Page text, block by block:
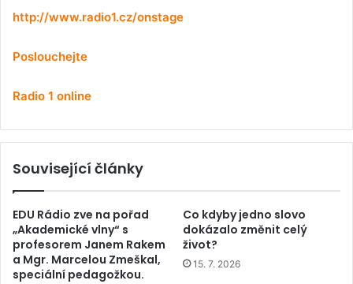
http://www.radio1.cz/onstage
Poslouchejte
Radio 1 online
Související články
EDU Rádio zve na pořad
„Akademické vlny“ s
profesorem Janem Rakem
a Mgr. Marcelou Zmeškal,
speciální pedagožkou.
Co kdyby jedno slovo
dokázalo změnit celý
život?
15. 7. 2026